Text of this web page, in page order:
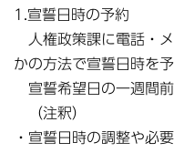
1.宣誓日時の予約
人権政策課に電話・
かの方法で宣誓日時を
宣誓希望日の一週間前
（注釈）
・宣誓日時の調整や必